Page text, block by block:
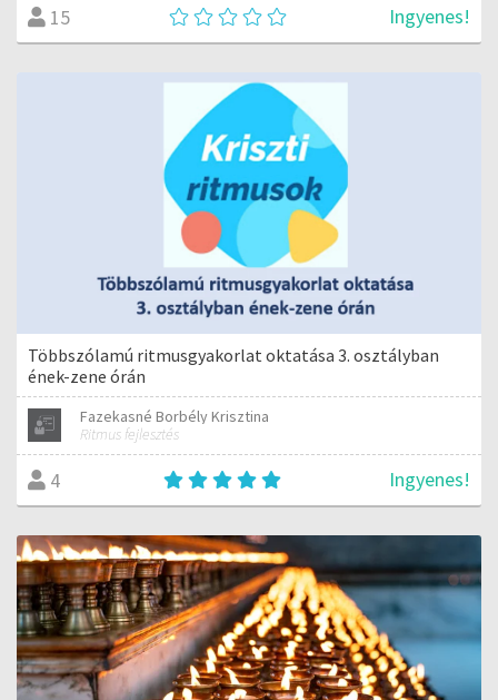
15 Ingyenes!
Többszólamú ritmusgyakorlat oktatása 3. osztályban
ének-zene órán
Fazekasné Borbély Krisztina
Ritmus fejlesztés
4 Ingyenes!